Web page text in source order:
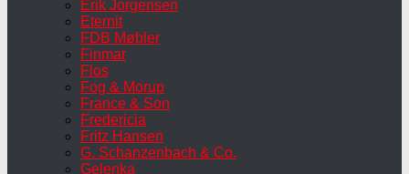
Erik Jorgensen
Eternit
FDB Møbler
Finmar
Flos
Fog & Morup
France & Son
Fredericia
Fritz Hansen
G. Schanzenbach & Co.
Gelenka